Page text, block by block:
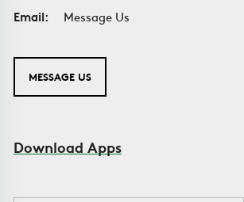
Email:
Message Us
MESSAGE US
Download Apps